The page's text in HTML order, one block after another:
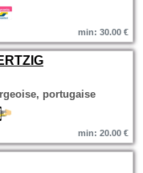
min: 30.00 €
portugaise
min: 20.00 €